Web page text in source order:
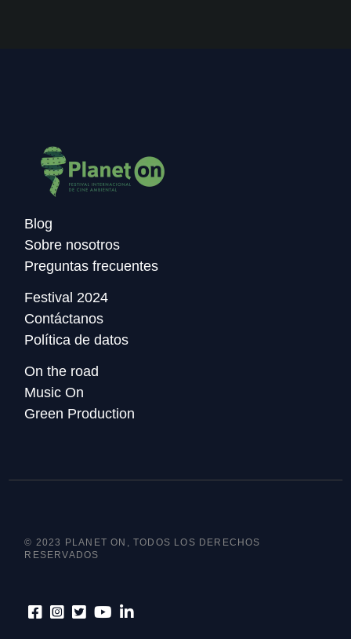
Blog
Sobre nosotros
Preguntas frecuentes
Festival 2024
Contáctanos
Política de datos
On the road
Music On
Green Production
© 2023 PLANET ON, TODOS LOS DERECHOS
RESERVADOS